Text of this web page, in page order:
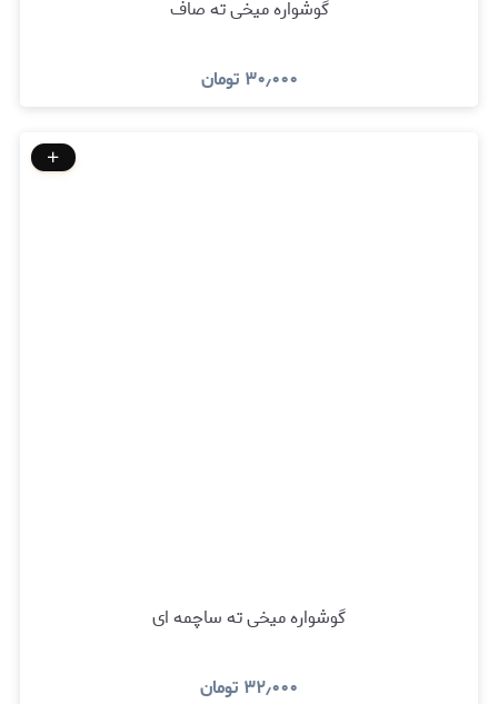
گوشواره میخی ته صاف
۳۰٫۰۰۰ تومان
گوشواره میخی ته ساچمه ای
۳۲٫۰۰۰ تومان